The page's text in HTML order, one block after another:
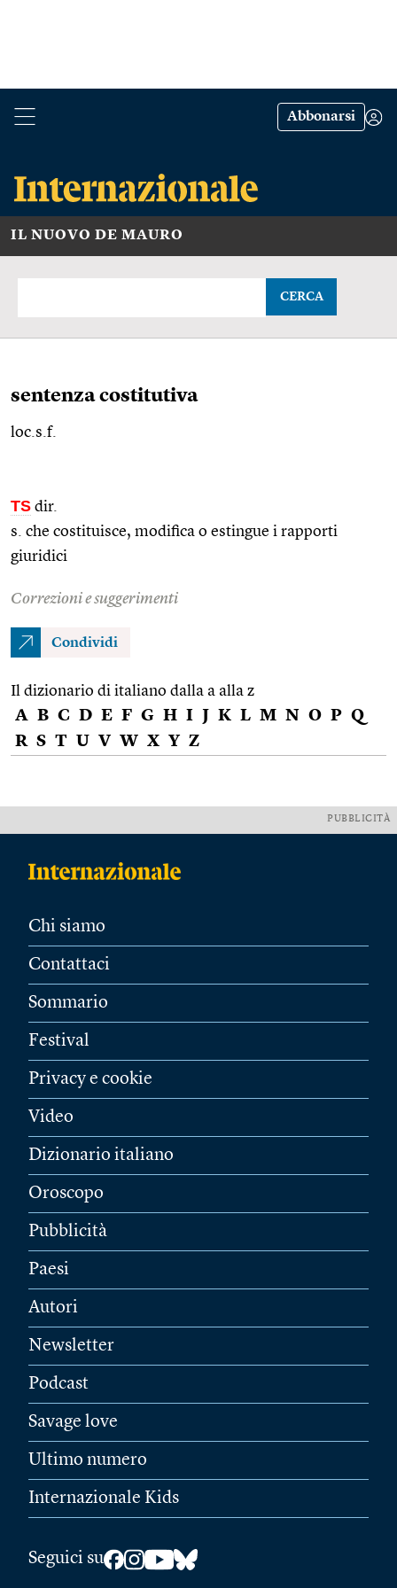
Abbonarsi
IL NUOVO DE MAURO
CERCA
sentenza costitutiva
loc.s.f.
TS dir.
s. che costituisce, modifica o estingue i rapporti
giuridici
Correzioni e suggerimenti
Condividi
Il dizionario di italiano dalla a alla z
A B C D E F G H I J K L M N O P Q
R S T U V W X Y Z
PUBBLICITÀ
Chi siamo
Contattaci
Sommario
Festival
Privacy e cookie
Video
Dizionario italiano
Oroscopo
Pubblicità
Paesi
Autori
Newsletter
Podcast
Savage love
Ultimo numero
Internazionale Kids
Seguici su